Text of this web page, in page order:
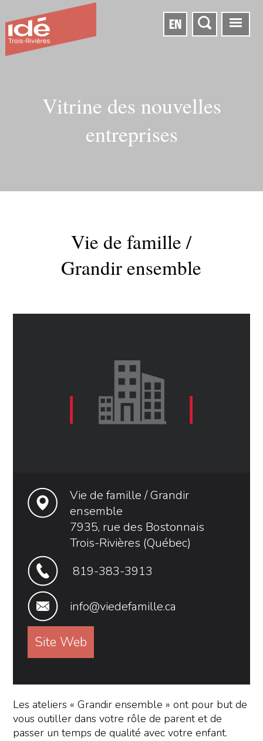
EN
Vitrine des nouvelles
entreprises
Vie de famille /
Grandir ensemble
Vie de famille / Grandir
ensemble
7935, rue des Bostonnais
Trois-Rivières (Québec)
819-383-3913
info@viedefamille.ca
Site Web
Les ateliers « Grandir ensemble » ont pour but de
vous outiller dans votre rôle de parent et de
passer un temps de qualité avec votre enfant.